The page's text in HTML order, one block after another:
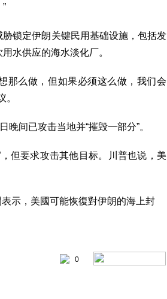
胁锁定伊朗关键民用基础设施，包括发
水供应的海水淡化厂。
那么做，但如果必须这么做，我们会
。
间已攻击当地并“摧毁一部分”。
但要求攻击其他目标。川普也说，美
0